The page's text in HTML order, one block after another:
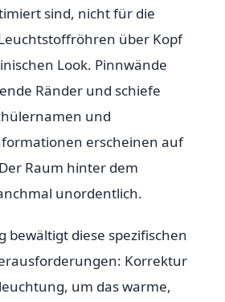
sind, nicht für die
über Kopf
Look. Pinnwände
Ränder und schiefe
und
erscheinen auf
Raum hinter dem
unordentlich.
bewältigt diese spezifischen
Korrektur
um das warme,